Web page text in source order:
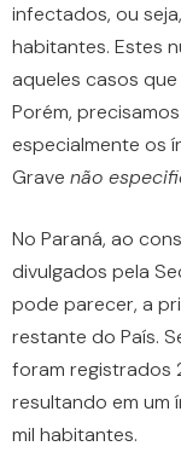
infectados, ou
habitantes. Estes
aqueles casos
Porém,
especialmente os
Grave não
No Paraná, ao
divulgados pela
pode parecer, a
restante do País.
foram registrados
resultando em um
mil habitantes.